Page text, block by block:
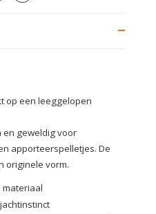
op een leeggelopen
en geweldig voor
apporteerspelletjes. De
originele vorm.
materiaal